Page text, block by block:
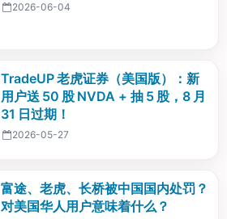
2026-06-04
TradeUP 老虎证券（美国版）：新
用户送 50 股 NVDA + 抽 5 股，8 月
31 日过期！
2026-05-27
富途、老虎、长桥被中国国内处罚？
对美国华人用户意味着什么？